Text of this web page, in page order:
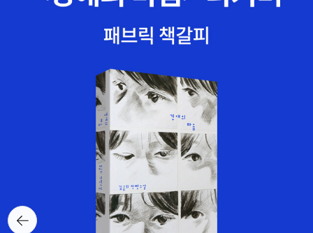
멕시코 세멕스의 시멘트 판매) 5. 빈곤층이 소비자로 바뀔 때 그들은
제품과 서비스 그 이상의 것을 받게 된다. 그동안 중산층만 누리던 민
간 기업들로부터의 관심과 선택을 통해 이제 저소득층들은 자신의 존
엄성을 알게 되었다.저소득층에서 일어나는 가장 흔한 문제점 중 하
나는 정체성 결여다. 그들은 주로 사회의 바닥층에 있고 투표자 등록
이나 운전면허 또는 출생신고와 같은 법적 정체성을 갖지 못한다. 이
러한 양상은 민간 부문의 생태 시스템이 나타나면서 변화하기 시작한
다. 합법적 정체성의 중요성을 간과해서는 안 된다. 그것 없이는, 저소
득층 소비자들이 우리가 당연히 받는 신용 대부와 같은 서비스를 누
릴 수 없다. 6. 저소득층 시장에선 물 문제가 핵심적이다. 물을 아예
사용하지 않거나 아니면 최소한으로 사용하면서 같은 수준의 기능을
제공해주는 제품을 개발할 수 있을까? 포장 문제는 저소득층 시장의
캐디 지음, 장 자크 노데 사진 편집, 박인희 옮김 / 거름 / 2006년 6
월 29,800원 → 25,330원(15%할인) / 마일리지 760원(3% 적
립)-> 결정3)햄버거 이야기 - 저항에 대한 아이콘, 햄버거의 존재감
에 대하여 조시 오저스키 지음, 김원옥 옮김 / 재승출판 / 2008년 11
월 10,000원 → 9,000원(10%할인) / 마일리지 900원(10% 적
립) -> 결정4)20세기 성의 역사 앵거스 맥래런 지음, 임진영 옮김 /
현실문화연구(현문서가) / 2003년 10월 15,000원 → 13,500원(1
0%할인) / 마일리지 680원(5% 적립) -> 결정5)기업의 천재들 진
랜드럼 지음, 조혜진 옮김 / 말글빛냄 / 2006년 12월 16,500원 → 1
4,850원(10%할인) / 마일리지 450원(3% 적립)-> 결정6)포르노
All Boys Do It - 청소년 Report 1 엄기호 지음 / 우리교육 / 2000
년 10월 7,000원 → 6,650원(5%할인) / 마일리지 200원(3% 적
뒤로가
기